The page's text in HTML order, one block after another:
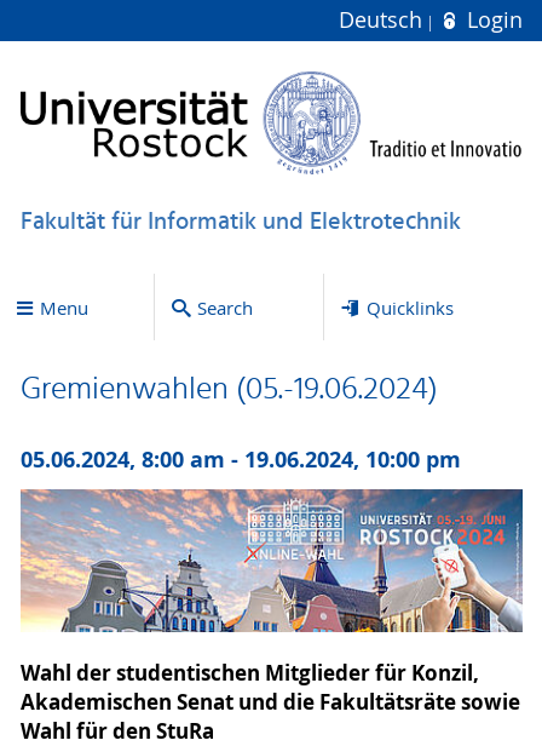
Deutsch Login
Fakultät für Informatik und Elektrotechnik
Menu Search Quicklinks
Gremienwahlen (05.-19.06.2024)
05.06.2024, 8:00 am - 19.06.2024, 10:00 pm
Wahl der studentischen Mitglieder für Konzil,
Akademischen Senat und die Fakultätsräte sowie
Wahl für den StuRa